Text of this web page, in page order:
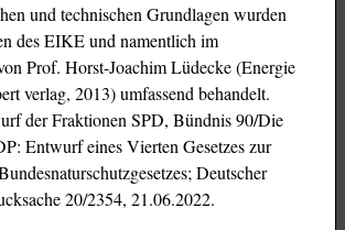
und technischen Grundlagen wurden
des EIKE und namentlich im
Prof. Horst-Joachim Lüdecke (Energie
verlag, 2013) umfassend behandelt.
der Fraktionen SPD, Bündnis 90/Die
Entwurf eines Vierten Gesetzes zur
Deutscher
20/2354, 21.06.2022.